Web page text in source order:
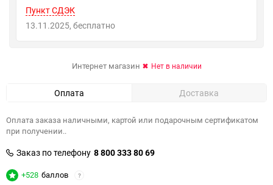
Пункт СДЭК
13.11.2025
Бесплатно
Интернет магазин Нет в наличии
Оплата Доставка
Оплата заказа наличными, картой или подарочным сертификатом
при получении..
Заказ по телефону 8 800 333 80 69
+528 баллов ?